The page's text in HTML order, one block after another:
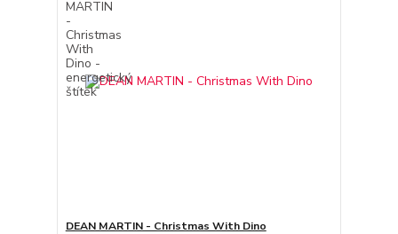
DEAN MARTIN - Christmas With Dino